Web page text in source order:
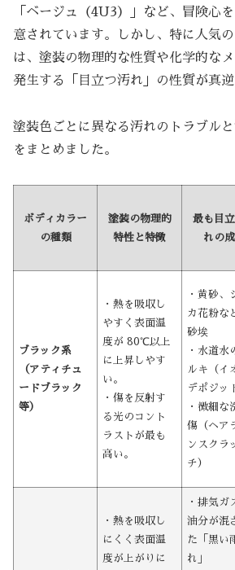
「ベージュ（4U3）」など、冒険心
意されています。しかし、特に人気
は、塗装の物理的な性質や化学的な
発生する「目立つ汚れ」の性質が真逆
塗装色ごとに異なる汚れのトラブル
をまとめました。
ボディカラー
の種類
塗装の物理的
特性と特徴
最も目
れの
ブラック系
（アティチュ
ードブラック
等）
・熱を吸収し
やすく表面温
度が 80℃以上
に上昇しやす
い。
・傷を反射す
る光のコント
ラストが最も
高い。
・黄砂、
カ花粉な
砂埃
・水道水
ルキ（イ
デポジッ
・微細な
傷（ヘア
ンスクラ
チ）
・熱を吸収し
にくく表面温
度が上がりに
・排気ガ
油分が混
た「黒い
れ」